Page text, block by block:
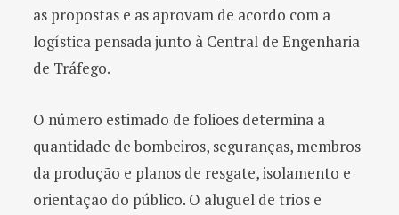
as propostas e as aprovam de acordo com a
logística pensada junto à Central de Engenharia
de Tráfego.
O número estimado de foliões determina a
quantidade de bombeiros, seguranças, membros
da produção e planos de resgate, isolamento e
orientação do público. O aluguel de trios e